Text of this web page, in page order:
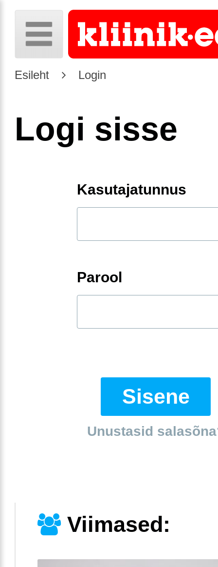
Esileht Login
Logi sisse
Kasutajatunnus
Parool
Sisene
Unustasid
Viimased: